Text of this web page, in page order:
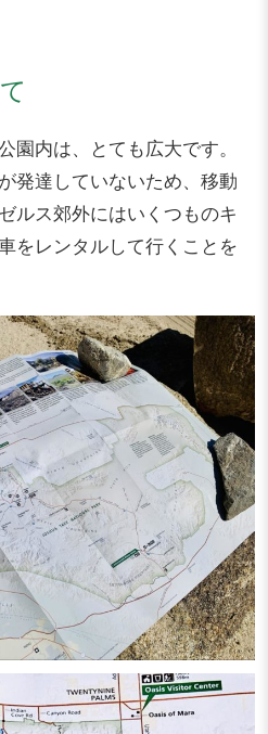
園内は、とても広大です。
発達していないため、移動
ルス郊外にはいくつものキ
をレンタルして行くことを